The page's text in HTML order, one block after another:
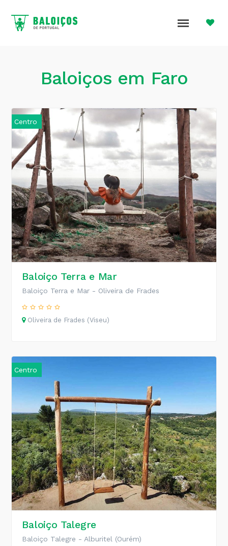
Baloiços em Faro
Centro
Baloiço Terra e Mar
Baloiço Terra e Mar - Oliveira de Frades
Oliveira de Frades (Viseu)
Centro
Baloiço Talegre
Baloiço Talegre - Alburitel (Ourém)